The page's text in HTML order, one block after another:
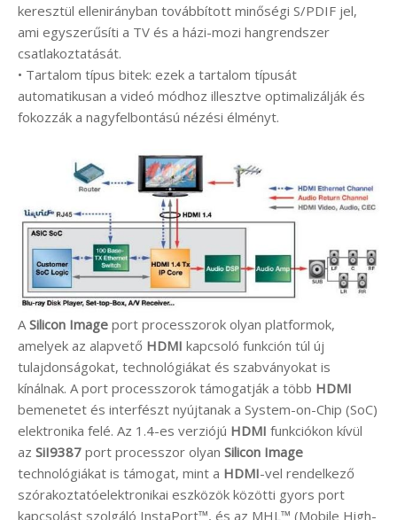
keresztül ellenirányban továbbított minőségi S/PDIF jel,
ami egyszerűsíti a TV és a házi-mozi hangrendszer
csatlakoztatását.
• Tartalom típus bitek: ezek a tartalom típusát
automatikusan a videó módhoz illesztve optimalizálják és
fokozzák a nagyfelbontású nézési élményt.
A Silicon Image port processzorok olyan platformok,
amelyek az alapvető HDMI kapcsoló funkción túl új
tulajdonságokat, technológiákat és szabványokat is
kínálnak. A port processzorok támogatják a több HDMI
bemenetet és interfészt nyújtanak a System-on-Chip (SoC)
elektronika felé. Az 1.4-es verziójú HDMI funkciókon kívül
az SiI9387 port processzor olyan Silicon Image
technológiákat is támogat, mint a HDMI-vel rendelkező
szórakoztatóelektronikai eszközök közötti gyors port
kapcsolást szolgáló InstaPort™, és az MHL™ (Mobile High-